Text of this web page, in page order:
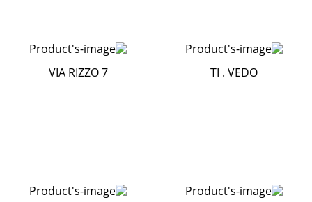
TI . VEDO
VIA RIZZO 7